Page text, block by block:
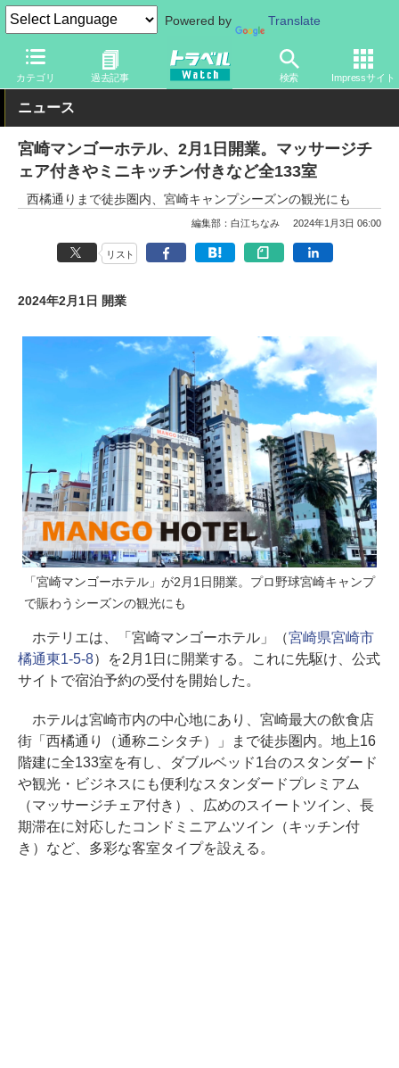
Powered by Translate
カテゴリ 過去記事 検索 Impressサイト
トラベル Watch 旅の情報 ホテル・旅館 宿泊
ニュース
宮崎マンゴーホテル、2月1日開業。マッサージチ
ェア付きやミニキッチン付きなど全133室
西橘通りまで徒歩圏内、宮崎キャンプシーズンの観光にも
編集部：白江ちなみ 2024年1月3日 06:00
リスト
2024年2月1日 開業
「宮崎マンゴーホテル」が2月1日開業。プロ野球宮崎キャンプ
で賑わうシーズンの観光にも
ホテリエは、「宮崎マンゴーホテル」（宮崎県宮崎市
橘通東1-5-8）を2月1日に開業する。これに先駆け、公式
サイトで宿泊予約の受付を開始した。
ホテルは宮崎市内の中心地にあり、宮崎最大の飲食店
街「西橘通り（通称ニシタチ）」まで徒歩圏内。地上16
階建に全133室を有し、ダブルベッド1台のスタンダード
や観光・ビジネスにも便利なスタンダードプレミアム
（マッサージチェア付き）、広めのスイートツイン、長
期滞在に対応したコンドミニアムツイン（キッチン付
き）など、多彩な客室タイプを設える。